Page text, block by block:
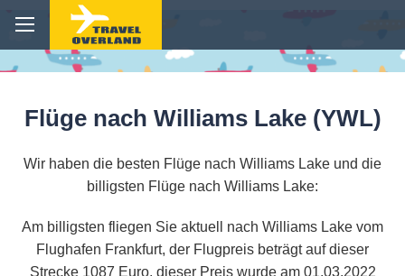
Flüge nach Williams Lake (YWL)
Wir haben die besten Flüge nach Williams Lake und die
billigsten Flüge nach Williams Lake:
Am billigsten fliegen Sie aktuell nach Williams Lake vom
Flughafen Frankfurt, der Flugpreis beträgt auf dieser
Strecke 1087 Euro, dieser Preis wurde am 01.03.2022